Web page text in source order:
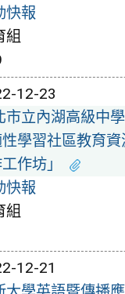
快報
組
12-23
市立內湖高級中
學習社區教育
作坊」
快報
組
12-21